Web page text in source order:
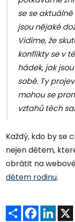
se se
jsou nějaké
Vidíme, že
konflikty se v
hádek, jak
sobě. Ty
mohou se
vztahů těch
Každý, kdo by se
nejen dětem,
obrátit na
dětem rodinu.
Sdílet Facebook